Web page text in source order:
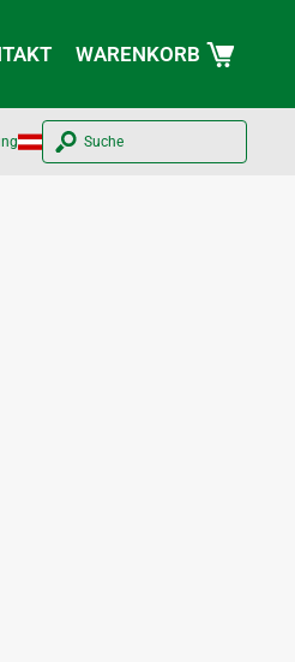
WARENKORB
Suche